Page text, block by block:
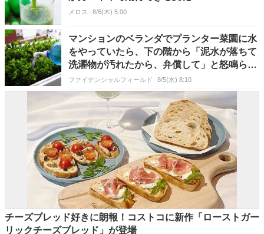
メロス 8/6(木) 5:00
マンションのベランダでプランター菜園に水
をやっていたら、下の階から「泥水が落ちて
洗濯物が汚れたから、弁償して」と怒鳴られ
ました。払う義務はありますか？
ファイナンシャルフィールド 8/5(水) 8:10
チーズブレッド好きに朗報！コストコに新作「ローストガー
リックチーズブレッド」が登場